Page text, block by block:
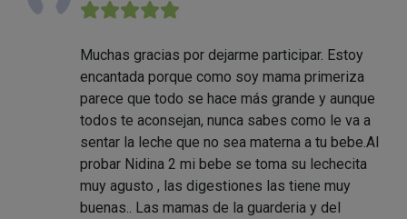
★★★★★
Muchas gracias por dejarme participar. Estoy
encantada porque como soy mama primeriza
parece que todo se hace más grande y aunque
todos te aconsejan, nunca sabes como le va a
sentar la leche que no sea materna a tu bebe.Al
probar Nidina 2 mi bebe se toma su lechecita
muy agusto , las digestiones las tiene muy
buenas.. Las mamas de la guarderia y del